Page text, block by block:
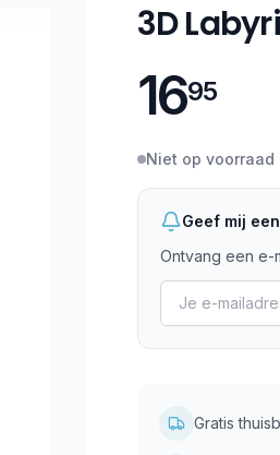
3D
1695
Niet op voorraad
Geef mij
Ontvang een e-
Gratis